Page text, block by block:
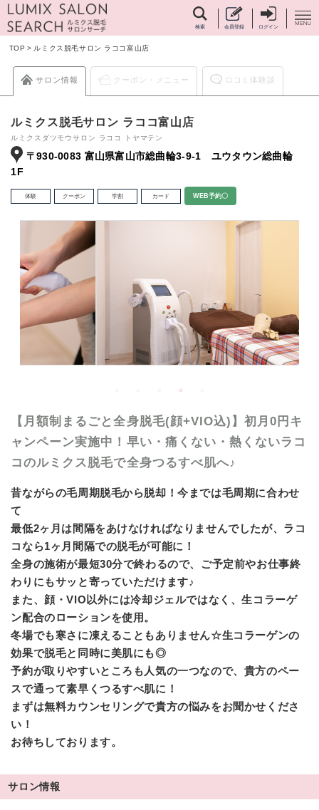
検索 会員登録 ログイン
TOP > ルミクス脱毛サロン ラココ富山店
サロン情報 クーポン・メニュー ロコミ体験談
ルミクス脱毛サロン ラココ富山店
ルミクスダツモウサロン ラココ トヤマテン
〒930-0083 富山県富山市総曲輪3-9-1 ユウタウン総曲輪
1F
体験 クーポン 学割 カード WEB予約〇
【月額制まるごと全身脱毛(顔+VIO込)】初月0円キ
ャンペーン実施中！早い・痛くない・熱くないラコ
コのルミクス脱毛で全身つるすべ肌へ♪
昔ながらの毛周期脱毛から脱却！今までは毛周期に合わせ
て
最低2ヶ月は間隔をあけなければなりませんでしたが、ラコ
コなら1ヶ月間隔での脱毛が可能に！
全身の施術が最短30分で終わるので、ご予定前やお仕事終
わりにもサッと寄っていただけます♪
また、顔・VIO以外には冷却ジェルではなく、生コラーゲ
ン配合のローションを使用。
冬場でも寒さに凍えることもありません☆生コラーゲンの
効果で脱毛と同時に美肌にも◎
予約が取りやすいところも人気の一つなので、貴方のペー
スで通って素早くつるすべ肌に！
まずは無料カウンセリングで貴方の悩みをお聞かせくださ
い！
お待ちしております。
サロン情報